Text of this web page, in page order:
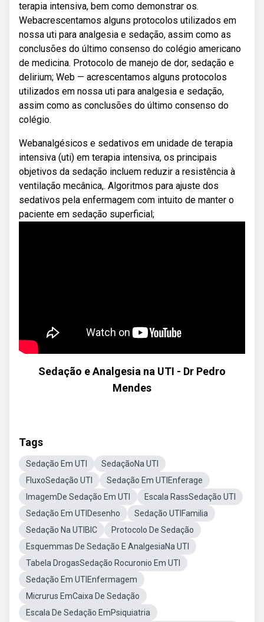
terapia intensiva, bem como demonstrar os.
Webacrescentamos alguns protocolos utilizados em
nossa uti para analgesia e sedação, assim como as
conclusões do último consenso do colégio americano
de medicina. Protocolo de manejo de dor, sedação e
delirium; Web — acrescentamos alguns protocolos
utilizados em nossa uti para analgesia e sedação,
assim como as conclusões do último consenso do
colégio.
Webanalgésicos e sedativos em unidade de terapia
intensiva (uti) em terapia intensiva, os principais
objetivos da sedação incluem reduzir a resistência à
ventilação mecânica,. Algoritmos para ajuste dos
sedativos pela enfermagem com intuito de manter o
paciente em sedação superficial;
Sedação e Analgesia na UTI - Dr Pedro
Mendes
Tags
Sedação Em UTI
SedaçãoNa UTI
FluxoSedação UTI
Sedação Em UTIEnferage
ImagemDe Sedação Em UTI
Escala RassSedação UTI
Sedação Em UTIDesenho
Sedação UTIFamilia
Sedação Na UTIBIC
Protocolo De Sedação
Esquemmas De Sedação E AnalgesiaNa UTI
Tabela DrogasSedação Rocuronio Em UTI
Sedação Em UTIEnfermagem
Micrurus EmCaixa De Sedação
Escala De Sedação EmPsiquiatria